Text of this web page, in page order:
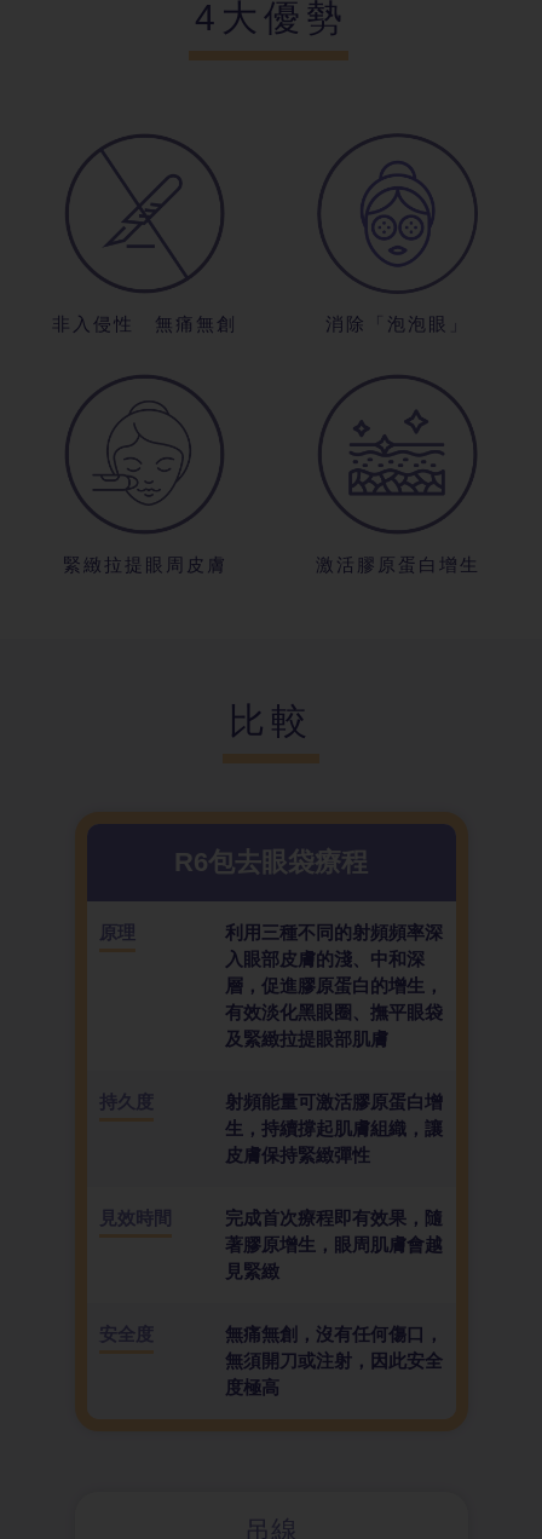
4大優勢
非入侵性 無 痛無創 消除「泡泡眼
緊緻拉提眼周 皮膚 激活膠原蛋白 增生
比較
R6包去眼袋療程
原理
利用三種不同的射頻頻率深
入眼部皮膚的淺、中和深
層，促進膠原蛋白的增生，
有效淡化黑眼圈、撫平眼袋
及緊緻拉提眼部肌膚
持久度
射頻能量可激活膠原蛋白增
生，持續撐起肌膚組織，讓
皮膚保持緊緻彈性
見效時間
完成首次療程即有效果，隨
著膠原增生，眼周肌膚會越
見緊緻
安全度
無痛無創，沒有任何傷口，
無須開刀或注射，因此安全
度極高
吊線